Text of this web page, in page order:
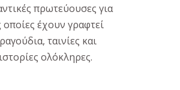
πρωτεύουσες για
οποίες έχουν γραφτεί
ταινίες και
ιστορίες ολόκληρες.